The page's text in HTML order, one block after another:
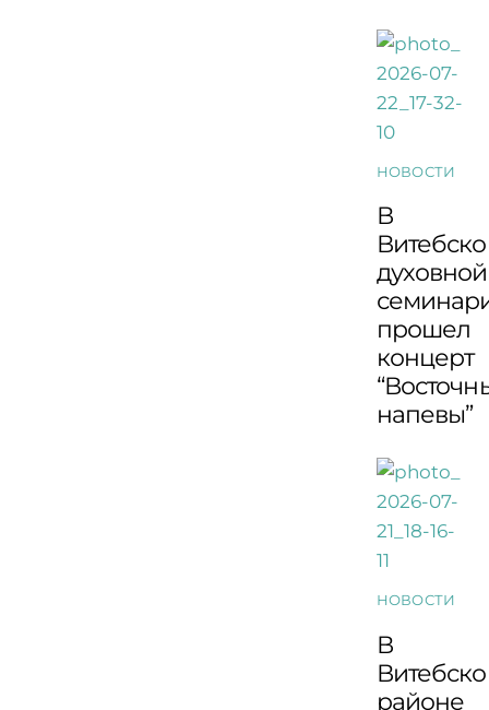
НОВОСТИ
В
духовной
прошел
концерт
напевы”
НОВОСТИ
В
районе